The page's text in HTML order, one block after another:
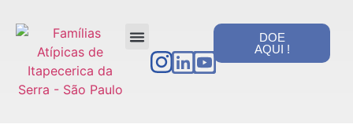
DOE
AQUI !